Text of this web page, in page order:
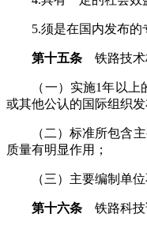
5.须是在国内发布的
第十五条 铁路技术
（一）实施1年以上的
或其他公认的国际组织
（二）标准所包含主
质量有明显作用；
（三）主要编制单位
第十六条 铁路科技